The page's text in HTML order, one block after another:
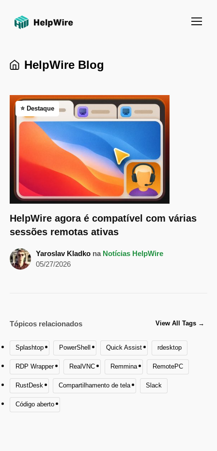
HelpWire Blog
⭐️ Destaque
HelpWire agora é compatível com várias
sessões remotas ativas
Yaroslav Kladko na Notícias HelpWire
05/27/2026
Tópicos relacionados View All Tags →
Splashtop PowerShell Quick Assist rdesktop
RDP Wrapper RealVNC Remmina RemotePC
RustDesk Compartilhamento de tela Slack
Código aberto